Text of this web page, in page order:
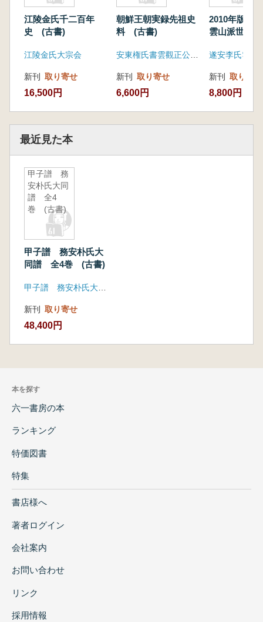
江陵金氏千二百年
史 (古書)
江陵金氏大宗会
新刊 取り寄せ
16,500円
朝鮮王朝実録先祖史
料 (古書)
新刊 取り寄せ
6,600円
2010年版
雲山派世譜
遂安李氏雲山
新刊 取り寄せ
8,800円
最近見た本
甲子譜 務
安朴氏大同
譜 全4
巻 (古書)
甲子譜 務安朴氏大
同譜 全4巻 (古書)
甲子譜 務安朴氏大同譜編纂委員会
新刊 取り寄せ
48,400円
本を探す
六一書房の本
ランキング
特価図書
特集
書店様へ
著者ログイン
会社案内
お問い合わせ
リンク
採用情報